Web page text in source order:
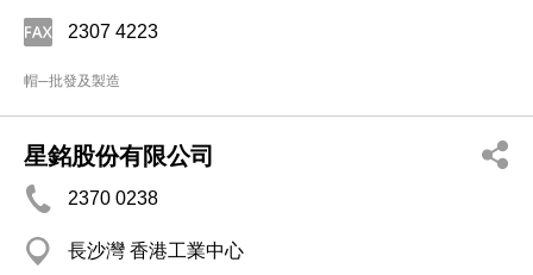
2307 4223
帽─批發及製造
星銘股份有限公司
2370 0238
長沙灣 香港工業中心